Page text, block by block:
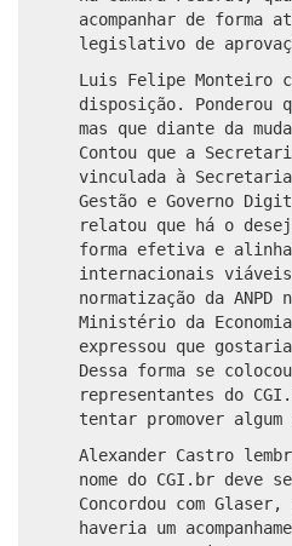
acompanhar de forma
legislativo de
Luis Felipe Monteiro
disposição. Ponderou
mas que diante da
Contou que a
vinculada à
Gestão e Governo
relatou que há o
forma efetiva e
internacionais viáveis
normatização da ANPD
Ministério da
expressou que
Dessa forma se
representantes do
tentar promover algum
Alexander Castro
nome do CGI.br deve
Concordou com
haveria um